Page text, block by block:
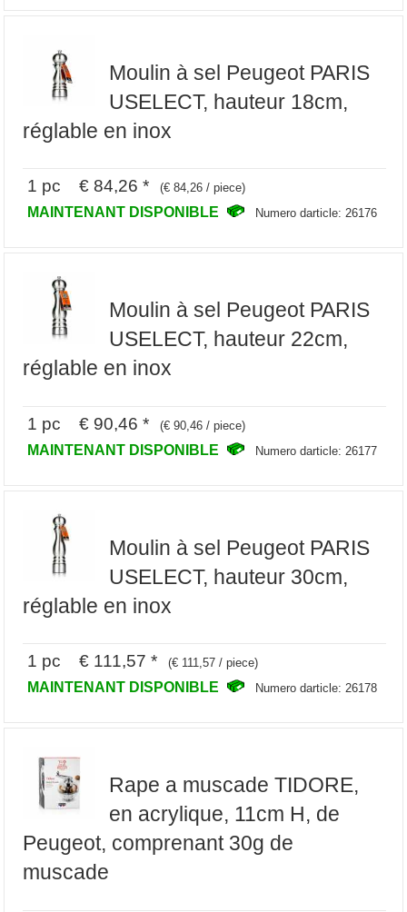
Moulin à sel Peugeot PARIS
USELECT, hauteur 18cm,
réglable en inox
1 pc € 84,26 * (€ 84,26 / piece)
MAINTENANT DISPONIBLE Numero darticle: 26176
Moulin à sel Peugeot PARIS
USELECT, hauteur 22cm,
réglable en inox
1 pc € 90,46 * (€ 90,46 / piece)
MAINTENANT DISPONIBLE Numero darticle: 26177
Moulin à sel Peugeot PARIS
USELECT, hauteur 30cm,
réglable en inox
1 pc € 111,57 * (€ 111,57 / piece)
MAINTENANT DISPONIBLE Numero darticle: 26178
Rape a muscade TIDORE,
en acrylique, 11cm H, de
Peugeot, comprenant 30g de
muscade